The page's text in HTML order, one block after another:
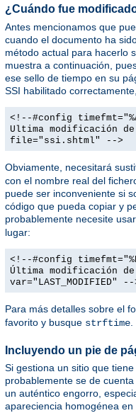
¿Cuándo fue
Antes mencionamos que
cuando el documento ha
método actual para hacerlo
muestra a continuación,
ese sello de tiempo en su
SSI habilitado
<!--#config
Ultima modificación
file="ssi.shtml" -->
Obviamente, necesitará
con el nombre real del
puede ser inconveniente si
código que pueda copiar y
probablemente necesite
lugar:
<!--#config
Última modificación
var="LAST_MODIFIED" --
Para más detalles sobre el
favorito y busque strftime
Incluyendo un pie de
Si gestiona un sitio que
probablemente se de
un auténtico engorro,
apareciencia homogénea en